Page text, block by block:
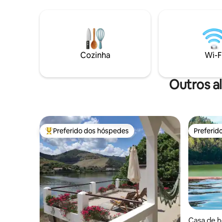
Cozinha Wi-
Outros
Entre os melhores preferidos dos hóspedes
Preferido dos hóspedes